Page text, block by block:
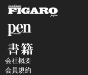
会社概要
会員規約